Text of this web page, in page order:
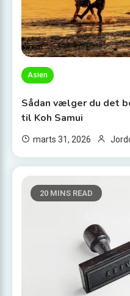
Asien
Sådan vælger du det
til Koh Samui
marts 31, 2026
20 MINS READ